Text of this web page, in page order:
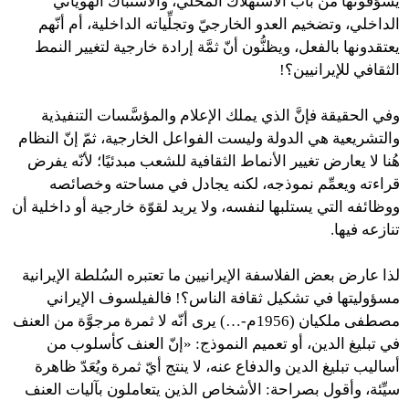
الداخلي، وتضخيم العدو الخارجيّ وتجلِّياته الداخلية، أم أنّهم
يعتقدونها بالفعل، ويظنُّون أنّ ثمَّة إرادة خارجية لتغيير النمط
الثقافي للإيرانيين؟!
وفي الحقيقة فإنَّ الذي يملك الإعلام والمؤسَّسات التنفيذية
والتشريعية هي الدولة وليست الفواعل الخارجية، ثمّ إنّ النظام
هُنا لا يعارض تغيير الأنماط الثقافية للشعب مبدئيًا؛ لأنّه يفرض
قراءته ويعمِّم نموذجه، لكنه يجادل في مساحته وخصائصه
ووظائفه التي يستلبها لنفسه، ولا يريد لقوّة خارجية أو داخلية أن
تنازعه فيها.
لذا عارض بعض الفلاسفة الإيرانيين ما تعتبره السُلطة الإيرانية
مسؤوليتها في تشكيل ثقافة الناس؟! فالفيلسوف الإيراني
مصطفى ملكيان (1956م-…) يرى أنّه لا ثمرة مرجوَّة من العنف
في تبليغ الدين، أو تعميم النموذج: «إنّ العنف كأسلوب من
أساليب تبليغ الدين والدفاع عنه، لا ينتج أيّ ثمرة ويُعَدّ ظاهرة
سيِّئة، وأقول بصراحة: الأشخاص الذين يتعاملون بآليات العنف